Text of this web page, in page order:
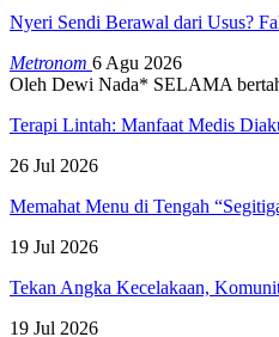
Nyeri Sendi Berawal dari Usus?
Metronom 6 Agu 2026
Oleh Dewi Nada* SELAMA
Terapi Lintah: Manfaat Medis
26 Jul 2026
Memahat Menu di Tengah
19 Jul 2026
Tekan Angka Kecelakaan,
19 Jul 2026